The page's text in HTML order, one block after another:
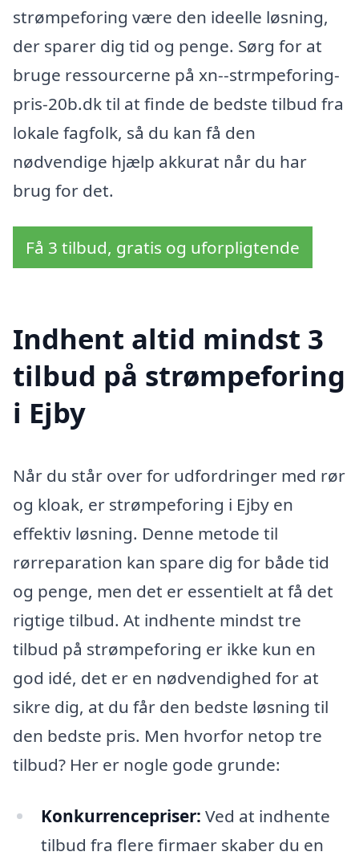
strømpeforing være den ideelle løsning,
der sparer dig tid og penge. Sørg for at
bruge ressourcerne på xn--strmpeforing-
pris-20b.dk til at finde de bedste tilbud fra
lokale fagfolk, så du kan få den
nødvendige hjælp akkurat når du har
brug for det.
Få 3 tilbud, gratis og uforpligtende
Indhent altid mindst 3
tilbud på strømpeforing
i Ejby
Når du står over for udfordringer med rør
og kloak, er strømpeforing i Ejby en
effektiv løsning. Denne metode til
rørreparation kan spare dig for både tid
og penge, men det er essentielt at få det
rigtige tilbud. At indhente mindst tre
tilbud på strømpeforing er ikke kun en
god idé, det er en nødvendighed for at
sikre dig, at du får den bedste løsning til
den bedste pris. Men hvorfor netop tre
tilbud? Her er nogle gode grunde:
Konkurrencepriser: Ved at indhente
tilbud fra flere firmaer skaber du en